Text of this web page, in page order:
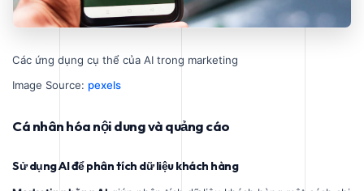
Các ứng dụng cụ thể của AI trong marketing
Image Source: pexels
Cá nhân hóa nội dung và quảng cáo
Sử dụng AI để phân tích dữ liệu khách hàng